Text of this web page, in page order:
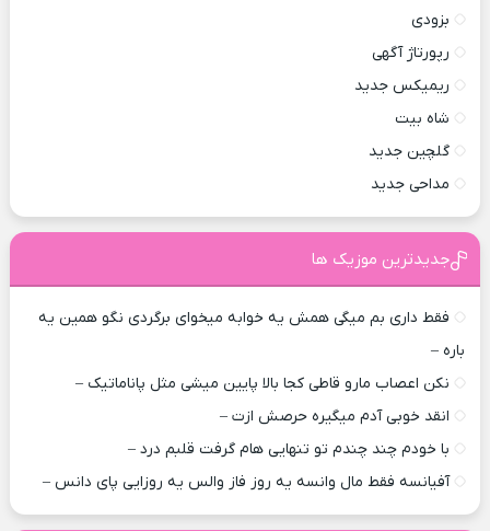
بزودی
رپورتاژ آگهی
ریمیکس جدید
شاه بیت
گلچین جدید
مداحی جدید
جدیدترین موزیک ها
فقط داری بم میگی همش یه خوابه میخوای برگردی نگو همین یه
باره –
نکن اعصاب مارو قاطی کجا بالا پایین میشی مثل پاناماتیک –
انقد خوبی آدم میگیره حرصش ازت –
با خودم چند چندم تو تنهایی هام گرفت قلبم درد –
آفیانسه فقط مال وانسه یه روز فاز والس یه روزایی پای دانس –